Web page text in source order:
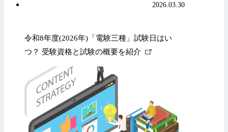
令和8年度(2026年)「電験三種」試験日はい
つ？ 受験資格と試験の概要を紹介
外
ク
2026.03.30